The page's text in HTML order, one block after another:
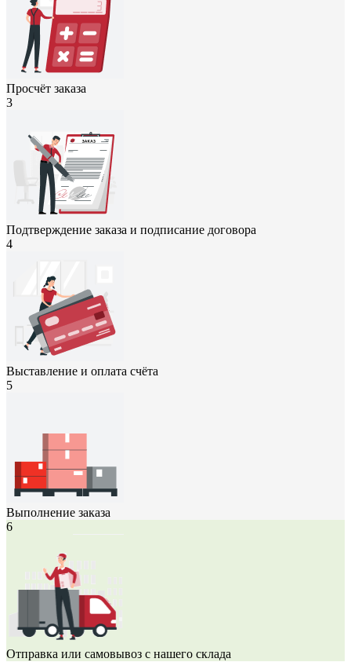
Просчёт заказа
3
Подтверждение заказа и подписание договора
4
Выставление и оплата счёта
5
Выполнение заказа
6
Отправка или самовывоз с нашего склада